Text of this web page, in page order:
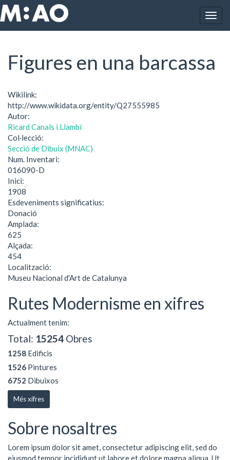
Vés al contingut
Inici Figures en una barcassa
Figures en una barcassa
Wikilink:
http://www.wikidata.org/entity/Q27555985
Autor:
Ricard Canals i Llambí
Col·lecció:
Secció de Dibuix (MNAC)
Num. Inventari:
016090-D
Inici:
1908
Esdeveniments significatius:
Donació
Amplada:
625
Alçada:
454
Localització:
Museu Nacional d'Art de Catalunya
Rutes Modernisme en xifres
Actualment tenim:
Total: 15254 Obres
1258 Edificis
1526 Pintures
6752 Dibuixos
Més xifres
Sobre nosaltres
Lorem ipsum dolor sit amet, consectetur adipiscing elit, sed do
eiusmod tempor incididunt ut labore et dolore magna aliqua. Ut